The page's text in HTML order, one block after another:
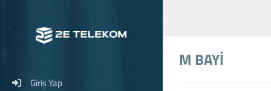
M BAYİ
Giriş Yap